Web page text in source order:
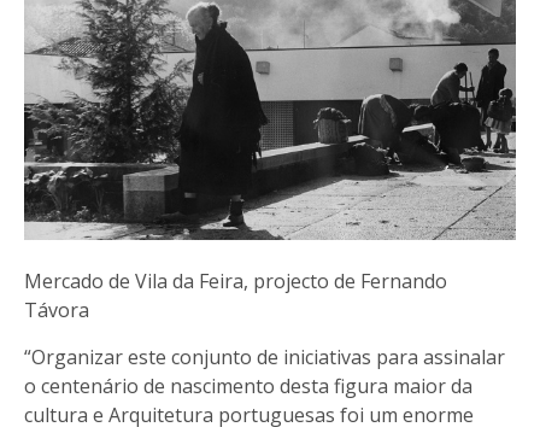
Mercado de Vila da Feira, projecto de Fernando
Távora
“Organizar este conjunto de iniciativas para assinalar
o centenário de nascimento desta figura maior da
cultura e Arquitetura portuguesas foi um enorme